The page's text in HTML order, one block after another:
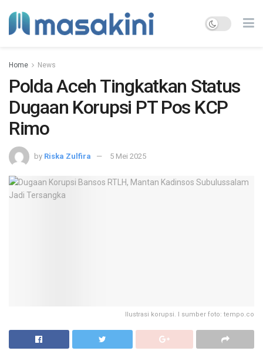
Home News
Polda Aceh Tingkatkan Status
Dugaan Korupsi PT Pos KCP
Rimo
by Riska Zulfira 5 Mei 2025
Ilustrasi korupsi. I sumber foto: tempo.co